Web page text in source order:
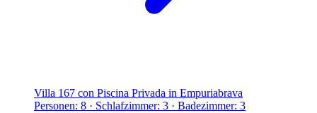
Villa 167 con Piscina Privada in Empuriabrava
Personen: 8 · Schlafzimmer: 3 · Badezimmer: 3